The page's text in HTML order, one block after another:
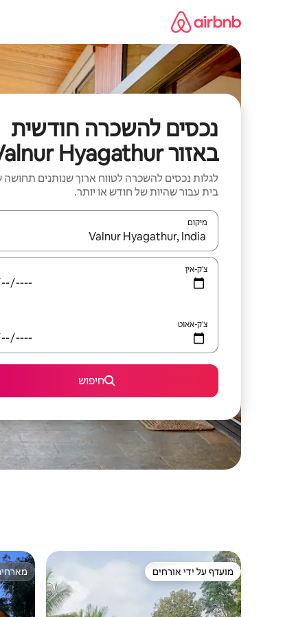
נכסים להשכרה חודשית
באזור Valnur Hyagathur
לגלות נכסים להשכרה לטווח ארוך שנותנים
בית עבור שהיות של חודש או יותר.
מיקום
כאשר התוצאות יהיו זמינות, יש לנווט עם מקשי
צ'ק-אין
צ'ק-אאוט
חיפוש
מועדף על ידי אורחים
מועדף על ידי אורחים